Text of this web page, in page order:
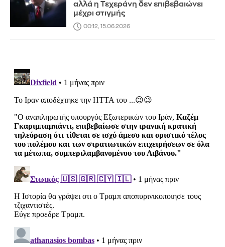
αλλά η Τεχεράνη δεν επιβεβαιώνει
μέχρι στιγμής
00:12, 15.06.2026